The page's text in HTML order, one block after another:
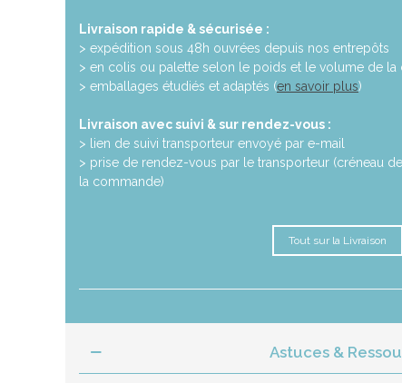
Livraison rapide & sécurisée :
> expédition sous 48h ouvrées depuis nos entrepôts
> en colis ou palette selon le poids et le volume de la
> emballages étudiés et adaptés (en savoir plus)
Livraison avec suivi & sur rendez-vous :
> lien de suivi transporteur envoyé par e-mail
> prise de rendez-vous par le transporteur (créneau
la commande)
Tout sur la Livraison
Astuces &